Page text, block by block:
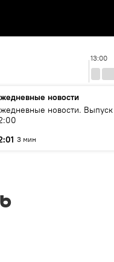
13:00
новости
новости. Выпуск
3 мин